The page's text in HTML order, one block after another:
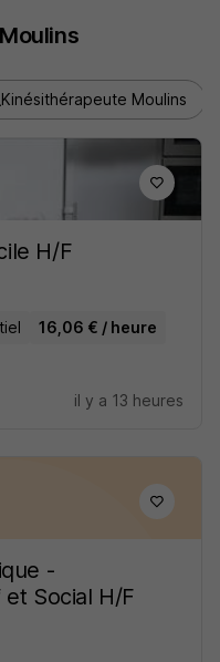
Kinésithérapeute Moulins
H/F
16,06 € / heure
il y a 13 heures
-
Social H/F